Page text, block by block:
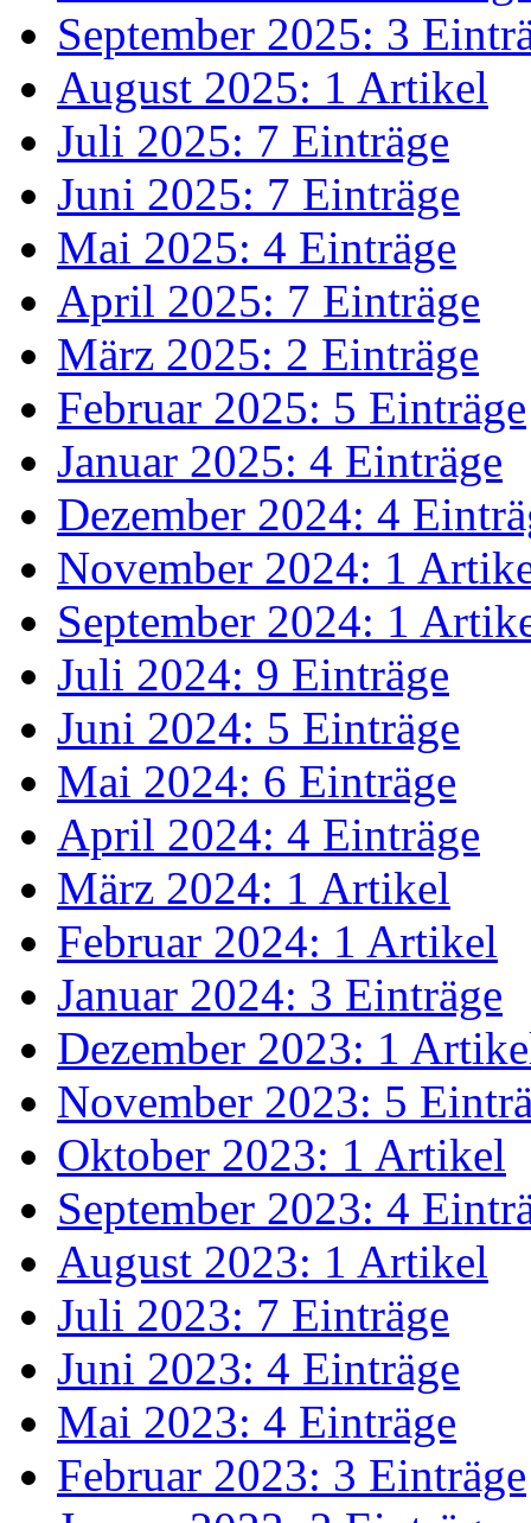
September 2025: 3
August 2025: 1 Artikel
Juli 2025: 7 Einträge
Juni 2025: 7 Einträge
Mai 2025: 4 Einträge
April 2025: 7 Einträge
März 2025: 2 Einträge
Februar 2025: 5 Einträge
Januar 2025: 4 Einträge
Dezember 2024: 4
November 2024: 1
September 2024: 1
Juli 2024: 9 Einträge
Juni 2024: 5 Einträge
Mai 2024: 6 Einträge
April 2024: 4 Einträge
März 2024: 1 Artikel
Februar 2024: 1 Artikel
Januar 2024: 3 Einträge
Dezember 2023: 1
November 2023: 5
Oktober 2023: 1 Artikel
September 2023: 4
August 2023: 1 Artikel
Juli 2023: 7 Einträge
Juni 2023: 4 Einträge
Mai 2023: 4 Einträge
Februar 2023: 3 Einträge